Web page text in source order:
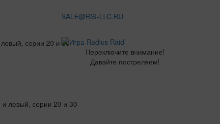
SALE@RSI-LLC.RU
Переключите внимание!
Давайте постреляем!